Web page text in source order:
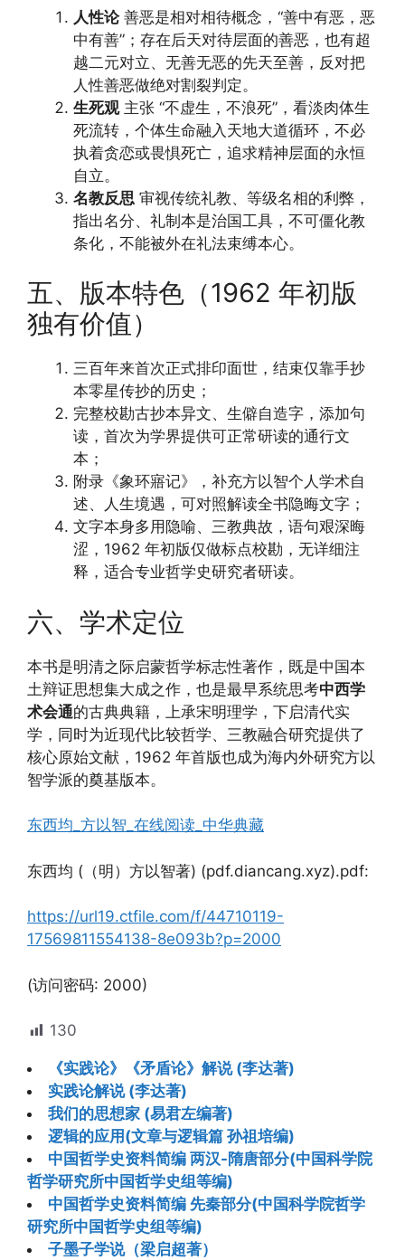
人性论善恶是相对相待概念，“善中有恶，恶
中有善”；存在后天对待层面的善恶，也有超
越二元对立、无善无恶的先天至善，反对把
人性善恶做绝对割裂判定。
生死观主张 “不虚生，不浪死”，看淡肉体生
死流转，个体生命融入天地大道循环，不必
执着贪恋或畏惧死亡，追求精神层面的永恒
自立。
名教反思 审视传统礼教、等级名相的利弊，
指出名分、礼制本是治国工具，不可僵化教
条化，不能被外在礼法束缚本心。
五、版本特色（1962 年初版
独有价值）
三百年来首次正式排印面世，结束仅靠手抄
本零星传抄的历史；
完整校勘古抄本异文、生僻自造字，添加句
读，首次为学界提供可正常研读的通行文
本；
附录《象环寤记》，补充方以智个人学术自
述、人生境遇，可对照解读全书隐晦文字；
文字本身多用隐喻、三教典故，语句艰深晦
涩，1962 年初版仅做标点校勘，无详细注
释，适合专业哲学史研究者研读。
六、学术定位
本书是明清之际启蒙哲学标志性著作，既是中国本
土辩证思想集大成之作，也是最早系统思考中西学
术会通的古典典籍，上承宋明理学，下启清代实
学，同时为近现代比较哲学、三教融合研究提供了
核心原始文献，1962 年首版也成为海内外研究方以
智学派的奠基版本。
东西均_方以智_在线阅读_中华典藏
东西均 (（明）方以智著) (pdf.diancang.xyz).pdf:
https://url19.ctfile.com/f/44710119-
17569811554138-8e093b?p=2000
(访问密码: 2000)
130
《实践论》《矛盾论》解说 (李达著)
实践论解说 (李达著)
我们的思想家 (易君左编著)
逻辑的应用(文章与逻辑篇 孙祖培编)
中国哲学史资料简编 两汉-隋唐部分(中国科学院
哲学研究所中国哲学史组等编)
中国哲学史资料简编 先秦部分(中国科学院哲学
研究所中国哲学史组等编)
子墨子学说（梁启超著）